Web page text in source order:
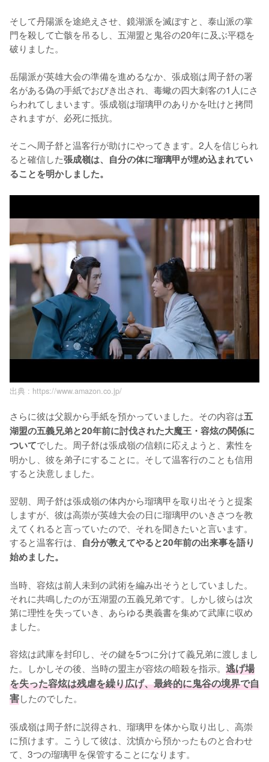
そして丹陽派を途絶えさせ、鏡湖派を滅ぼすと、泰山派の掌
門を殺して亡骸を吊るし、五湖盟と鬼谷の20年に及ぶ平穏を
破りました。
岳陽派が英雄大会の準備を進めるなか、張成嶺は周子舒の署
名がある偽の手紙でおびき出され、毒蠍の四大刺客の1人にさ
らわれてしまいます。張成嶺は瑠璃甲のありかを吐けと拷問
されますが、必死に抵抗。
そこへ周子舒と温客行が助けにやってきます。2人を信じられ
ると確信した張成嶺は、自分の体に瑠璃甲が埋め込まれてい
ることを明かしました。
出典 : https://www.amazon.co.jp/
さらに彼は父親から手紙を預かっていました。その内容は五
湖盟の五義兄弟と20年前に討伐された大魔王・容炫の関係に
ついてでした。周子舒は張成嶺の信頼に応えようと、素性を
明かし、彼を弟子にすることに。そして温客行のことも信用
すると決意しました。
翌朝、周子舒は張成嶺の体内から瑠璃甲を取り出そうと提案
しますが、彼は高崇が英雄大会の日に瑠璃甲のいきさつを教
えてくれると言っていたので、それを聞きたいと言います。
すると温客行は、 自分が教えてやると20年前の出来事を語り
始めました。
当時、容炫は前人未到の武術を編み出そうとしていました。
それに共鳴したのが五湖盟の五義兄弟です。しかし彼らは次
第に理性を失っていき、あらゆる奥義書を集めて武庫に収め
ました。
容炫は武庫を封印し、その鍵を5つに分けて義兄弟に渡しまし
た。しかしその後、当時の盟主が容炫の暗殺を指示。 逃げ場
を失った容炫は残虐を繰り広げ、最終的に鬼谷の境界で自
害したのでした。
張成嶺は周子舒に説得され、瑠璃甲を体から取り出し、高崇
に預けます。こうして彼は、沈慎から預かったものと合わせ
て、3つの瑠璃甲を保管することになります。